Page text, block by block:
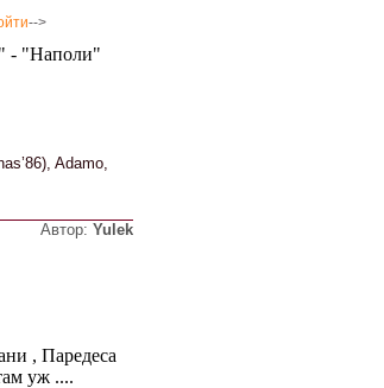
-->
- "Наполи"
Adamo,
Автор: Yulek
, Паредеса
уж ....